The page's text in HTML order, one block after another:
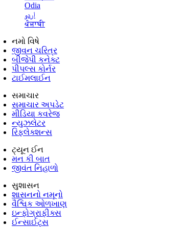
Odia
اردو
ਪੰਜਾਬੀ
નમો વિષે
જીવન ચરિત્ર
બીજેપી કનેક્ટ
પીપલ્સ કોર્નર
ટાઈમલાઈન
સમાચાર
સમાચાર અપડેટ
મીડિયા કવરેજ
ન્યુઝલેટર
રિફ્લેક્શન્સ
ટ્યૂન ઈન
મન કી બાત
જીવંત નિહાળો
સુશાસન
શાસનનો નમૂનો
વૈશ્વિક ઓળખાણ
ઇન્ફોગ્રાફીક્સ
ઈન્સાઈટ્સ